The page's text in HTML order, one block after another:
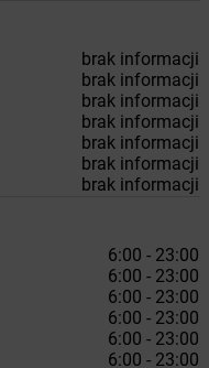
brak informacji
brak informacji
brak informacji
brak informacji
brak informacji
brak informacji
brak informacji
6:00 - 23:00
6:00 - 23:00
6:00 - 23:00
6:00 - 23:00
6:00 - 23:00
6:00 - 23:00